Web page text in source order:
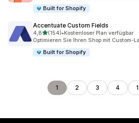
Built for Shopify
Accentuate Custom Fields
4,8von 5 Sternen
(154)
154 Rezensionen insgesamt
•Kostenloser Plan verfügbar
Optimieren Sie Ihren Shop mit Custom-
Built for Shopify
1 2 3 4